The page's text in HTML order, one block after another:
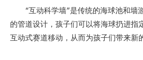
“互动科学墙”是传统的海球池和墙
的管道设计，孩子们可以将海球扔进指
互动式赛道移动，从而为孩子们带来新